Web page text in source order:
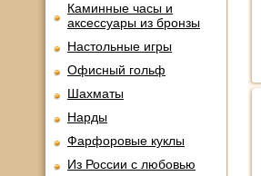
Каминные часы и
аксессуары из бронзы
Настольные игры
Офисный гольф
Шахматы
Нарды
Фарфоровые куклы
Из России с любовью